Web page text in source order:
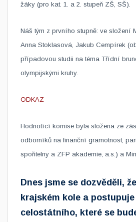
žáky (pro kat. 1. a 2. stupeň ZŠ, SŠ).
Náš tým z prvního stupně: ve složení
Anna Stoklasová, Jakub Cempírek
případovou studii na téma Třídní
olympijskými kruhy.
ODKAZ
Hodnotící komise byla složena ze
odborníků na finanční gramotnost,
spořitelny a ZFP akademie, a.s.) a
Dnes jsme se dozvěděli,
krajském kole a
celostátního, které se